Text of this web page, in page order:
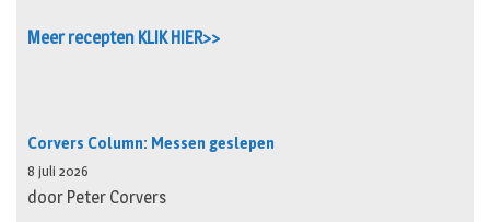
Meer recepten KLIK HIER>>
Corvers Column: Messen geslepen
8 juli 2026
door Peter Corvers